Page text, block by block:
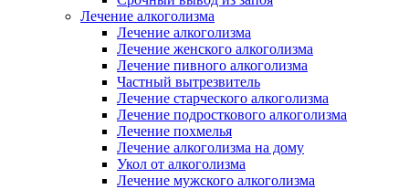
Лечение алкоголизма
Лечение алкоголизма
Лечение женского алкоголизма
Лечение пивного алкоголизма
Частный вытрезвитель
Лечение старческого алкоголизма
Лечение подросткового алкоголизма
Лечение похмелья
Лечение алкоголизма на дому
Укол от алкоголизма
Лечение мужского алкоголизма